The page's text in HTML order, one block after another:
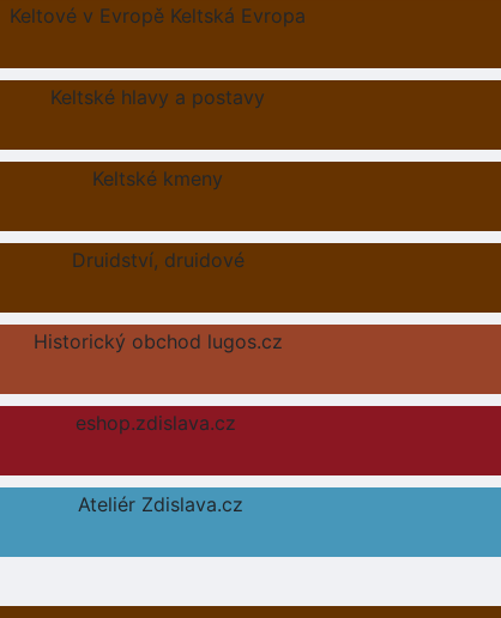
Keltové v Evropě Keltská Evropa
Keltské hlavy a postavy
Keltské kmeny
Druidství, druidové
Historický obchod lugos.cz
eshop.zdislava.cz
Ateliér Zdislava.cz